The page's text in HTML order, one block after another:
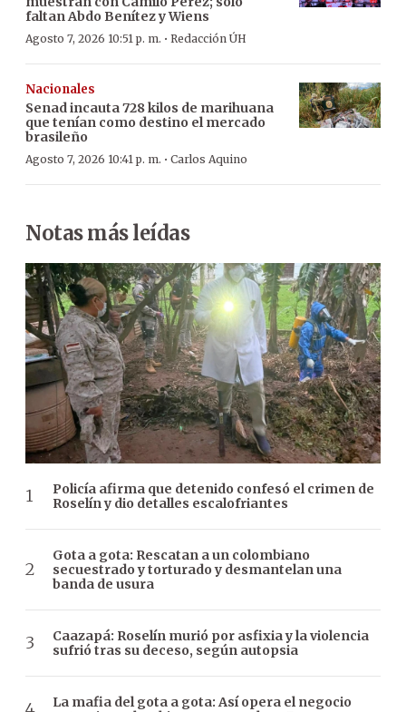
faltan Abdo Benítez y Wiens
Agosto 7, 2026 10:51 p. m. · Redacción ÚH
Nacionales
Senad incauta 728 kilos de marihuana
que tenían como destino el mercado
brasileño
Agosto 7, 2026 10:41 p. m. · Carlos Aquino
Notas más leídas
Policía afirma que detenido confesó el crimen de
Roselín y dio detalles escalofriantes
Gota a gota: Rescatan a un colombiano
secuestrado y torturado y desmantelan una
banda de usura
Caazapá: Roselín murió por asfixia y la violencia
sufrió tras su deceso, según autopsia
La mafia del gota a gota: Así opera el negocio